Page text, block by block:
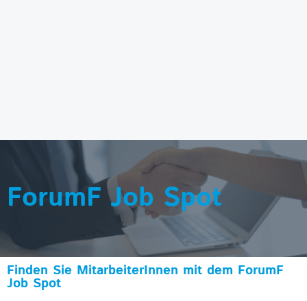
ForumF Job Spot
Finden Sie MitarbeiterInnen mit dem ForumF
Job Spot